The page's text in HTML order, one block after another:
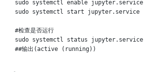
sudo
systemctl enable
jupyter.service
sudo
systemctl start jupyter.service
#检查是否运行
sudo
systemctl status
jupyter.service
##输出(active (running))